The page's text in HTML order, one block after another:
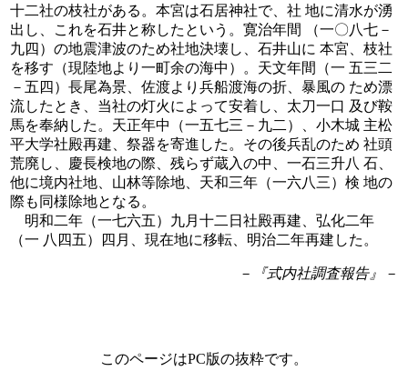
十二社の枝社がある。本宮は石居神社で、社 地に清水が湧
出し、これを石井と称したという。寛治年間 （一〇八七－
九四）の地震津波のため社地決壊し、石井山に 本宮、枝社
を移す（現陸地より一町余の海中）。天文年間（一 五三二
－五四）長尾為景、佐渡より兵船渡海の折、暴風の ため漂
流したとき、当社の灯火によって安着し、太刀一口 及び鞍
馬を奉納した。天正年中（一五七三－九二）、小木城 主松
平大学社殿再建、祭器を寄進した。その後兵乱のため 社頭
荒廃し、慶長検地の際、残らず蔵入の中、一石三升八 石、
他に境内社地、山林等除地、天和三年（一六八三）検 地の
際も同様除地となる。
明和二年（一七六五）九月十二日社殿再建、弘化二年
（一 八四五）四月、現在地に移転、明治二年再建した。
－『式内社調査報告』－
このページはPC版の抜粋です。